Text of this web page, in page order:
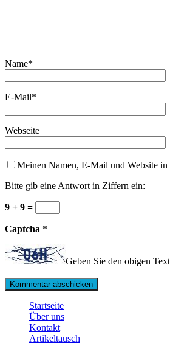
Name*
E-Mail*
Webseite
Meinen Namen, E-Mail und Website
Bitte gib eine Antwort in Ziffern ein:
9 + 9 =
Captcha *
Geben Sie den obigen
Startseite
Über uns
Kontakt
Artikeltausch